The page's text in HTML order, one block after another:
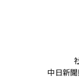
中日新